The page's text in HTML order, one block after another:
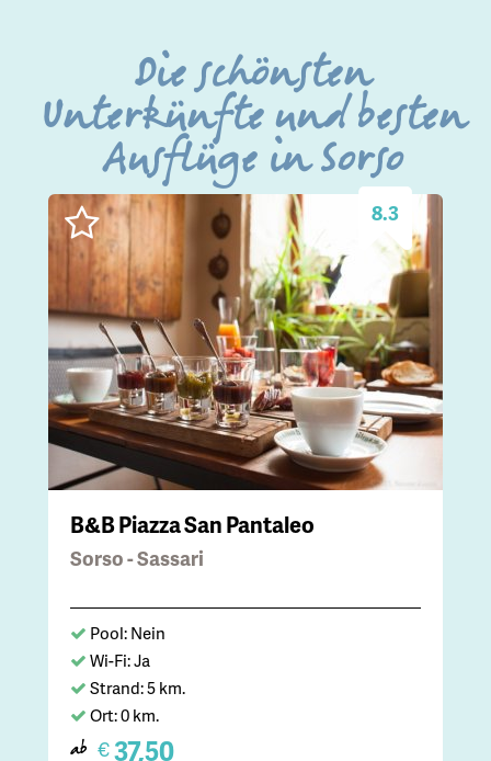
Die schönsten
Unterkünfte und besten
Ausflüge in Sorso
8.3
B&B Piazza San Pantaleo
Sorso - Sassari
Pool: Nein
Wi-Fi: Ja
Strand: 5 km.
Ort: 0 km.
ab €37,50